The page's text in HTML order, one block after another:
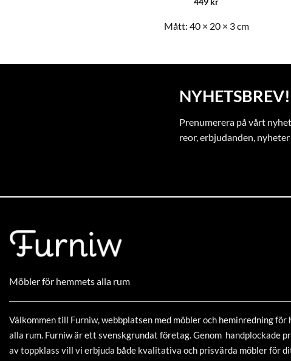
Mått: 40 × 20 × 3 cm
NYHETSBREV!
Prenumerera på vårt
reor, erbjudanden,
Möbler för hemmets alla rum
Välkommen till Furniw, webbplatsen med möbler och heminredning för
alla rum. Furniw är ett svenskgrundat företag. Genom handplockade
av toppklass vill vi erbjuda både kvalitativa och prisvärda möbler för